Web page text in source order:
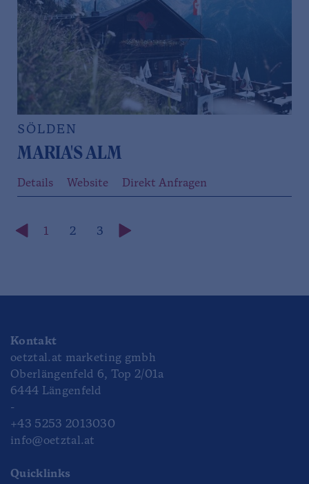
SÖLDEN
MARIA'S ALM
Details Website Direkt Anfragen
1 2 3
Kontakt
oetztal.at marketing gmbh
Oberlängenfeld 6, Top 2/01a
6444 Längenfeld
-
+43 5253 2013030
info@oetztal.at
Quicklinks